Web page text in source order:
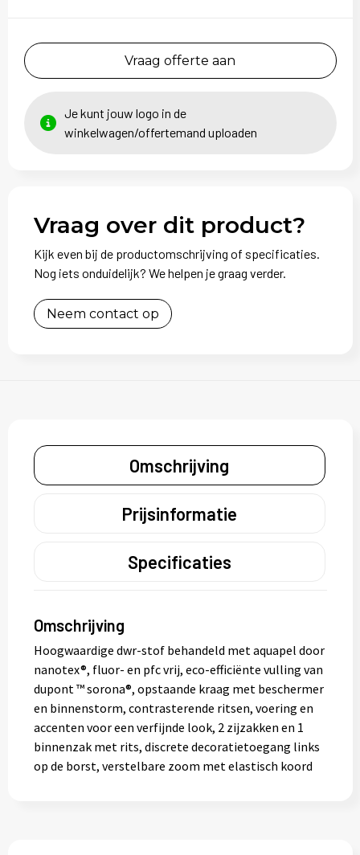
Vraag offerte aan
Je kunt jouw logo in de
winkelwagen/offertemand uploaden
Vraag over dit product?
Kijk even bij de productomschrijving of specificaties.
Nog iets onduidelijk? We helpen je graag verder.
Neem contact op
Omschrijving
Prijsinformatie
Specificaties
Omschrijving
Hoogwaardige dwr-stof behandeld met aquapel door
nanotex®, fluor- en pfc vrij, eco-efficiënte vulling van
dupont ™ sorona®, opstaande kraag met beschermer
en binnenstorm, contrasterende ritsen, voering en
accenten voor een verfijnde look, 2 zijzakken en 1
binnenzak met rits, discrete decoratietoegang links
op de borst, verstelbare zoom met elastisch koord